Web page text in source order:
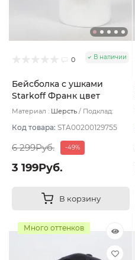
0 В наличии
Бейсболка с ушками
Starkoff Франк цвет
Антрацит размер 58
Материал : Шерсть
Подклад:
Код товара: STA00200129755
6 299Руб. -49%
3 199Руб.
В корзину
Много оттенков